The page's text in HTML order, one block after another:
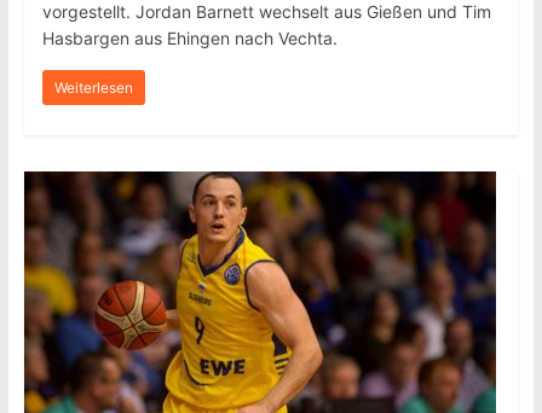
vorgestellt. Jordan Barnett wechselt aus Gießen und Tim
Hasbargen aus Ehingen nach Vechta.
Weiterlesen